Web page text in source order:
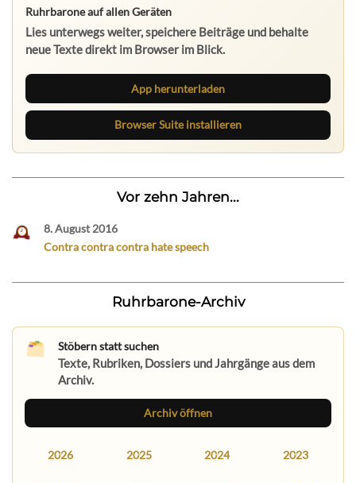
Ruhrbarone auf allen Geräten
Lies unterwegs weiter, speichere Beiträge und behalte
neue Texte direkt im Browser im Blick.
App herunterladen
Browser Suite installieren
Vor zehn Jahren...
8. August 2016
Contra contra contra hate speech
Ruhrbarone-Archiv
Stöbern statt suchen
Texte, Rubriken, Dossiers und Jahrgänge aus dem
Archiv.
Archiv öffnen
2026 2025 2024 2023